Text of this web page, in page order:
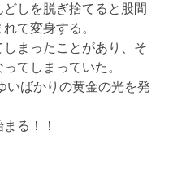
しを脱ぎ捨てると股間
て変身する。
まったことがあり、そ
てしまっていた。
いばかりの黄金の光を発
る！！